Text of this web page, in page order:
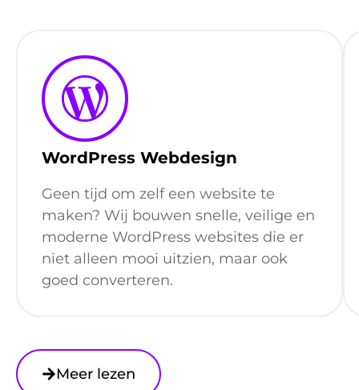
WordPress Webdesign
Geen tijd om zelf een website te
maken? Wij bouwen snelle, veilige en
moderne WordPress websites die er
niet alleen mooi uitzien, maar ook
goed converteren.
Meer lezen